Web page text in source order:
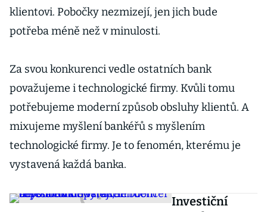
klientovi. Pobočky nezmizejí, jen jich bude
potřeba méně než v minulosti.
Za svou konkurenci vedle ostatních bank
považujeme i technologické firmy. Kvůli tomu
potřebujeme moderní způsob obsluhy klientů. A
mixujeme myšlení bankéřů s myšlením
technologické firmy. Je to fenomén, kterému je
vystavená každá banka.
Investiční